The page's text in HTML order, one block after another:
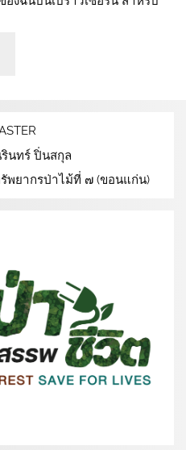
นทร์ ปิ่นสกุล
พยากรป่าไม้ที่ ๗ (ขอนแก่น)